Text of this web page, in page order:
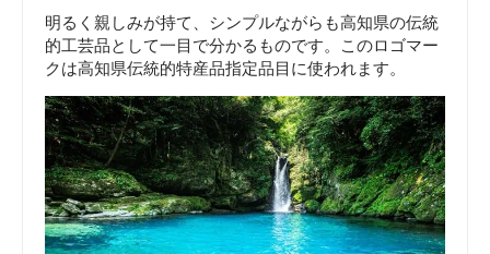
明るく親しみが持て、シンプルながらも高知県の伝統
的工芸品として一目で分かるものです。このロゴマー
クは高知県伝統的特産品指定品目に使われます。